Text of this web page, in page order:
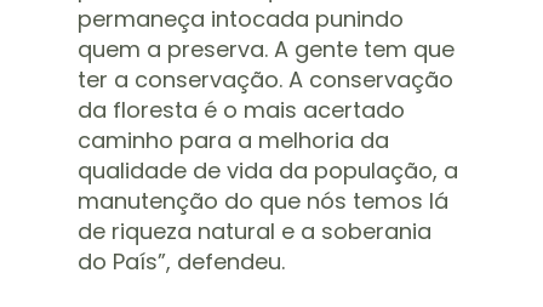
permaneça intocada punindo
quem a preserva. A gente tem que
ter a conservação. A conservação
da floresta é o mais acertado
caminho para a melhoria da
qualidade de vida da população, a
manutenção do que nós temos lá
de riqueza natural e a soberania
do País”, defendeu.